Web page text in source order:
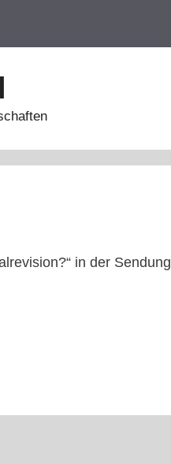
in der Sendung